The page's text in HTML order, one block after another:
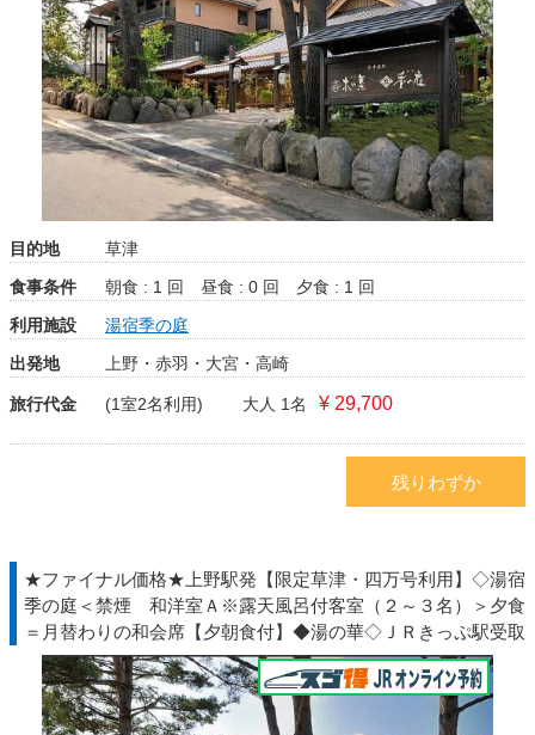
目的地
草津
食事条件
朝食 : 1 回 昼食 : 0 回
夕食 : 1 回
利用施設
湯宿季の庭
出発地
上野・赤羽・大宮・高崎
旅行代金 (1室2名利用) 大人 1名 ¥ 29,700
残りわずか
★ファイナル価格★上野駅発【限定草津・四万号利用】◇湯宿
季の庭＜禁煙 和洋室Ａ※露天風呂付客室（２～３名）＞夕食
＝月替わりの和会席【夕朝食付】◆湯の華◇ＪＲきっぷ駅受取